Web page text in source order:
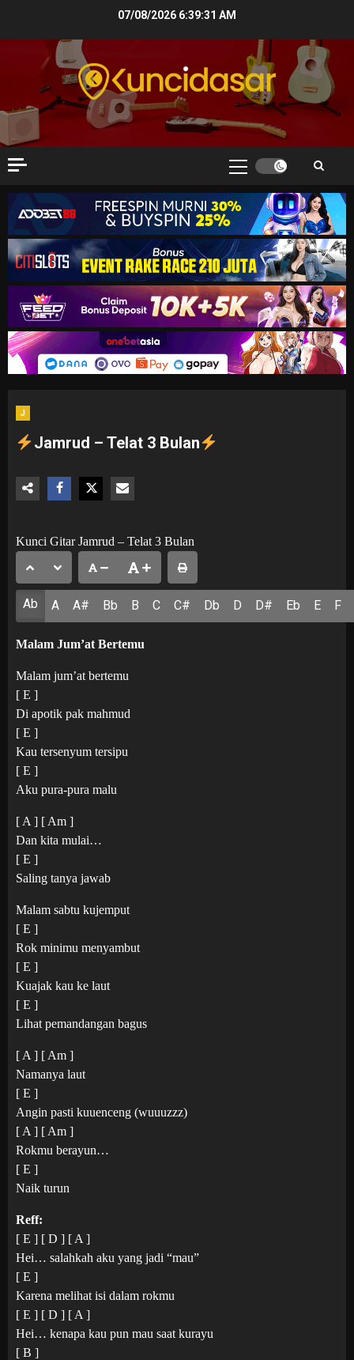
07/08/2026 6:39:32 AM
Primary
J
Jamrud – Telat 3 Bulan
Kunci Gitar Jamrud – Telat 3 Bulan
Ab A A# Bb B C C# Db D D# Eb E F
Malam Jum’at Bertemu
Malam jum’at bertemu
[ E ]
Di apotik pak mahmud
[ E ]
Kau tersenyum tersipu
[ E ]
Aku pura-pura malu
[ A ] [ Am ]
Dan kita mulai…
[ E ]
Saling tanya jawab
Malam sabtu kujemput
[ E ]
Rok minimu menyambut
[ E ]
Kuajak kau ke laut
[ E ]
Lihat pemandangan bagus
[ A ] [ Am ]
Namanya laut
[ E ]
Angin pasti kuuenceng (wuuuzzz)
[ A ] [ Am ]
Rokmu berayun…
[ E ]
Naik turun
Reff:
[ E ] [ D ] [ A ]
Hei… salahkah aku yang jadi “mau”
[ E ]
Karena melihat isi dalam rokmu
[ E ] [ D ] [ A ]
Hei… kenapa kau pun mau saat kurayu
[ B ]